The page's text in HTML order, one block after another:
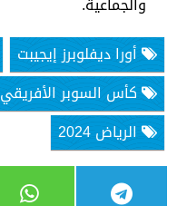
أورا ديفلوبرز إيجيبت
كأس السوبر الأفريقي
الرياض 2024